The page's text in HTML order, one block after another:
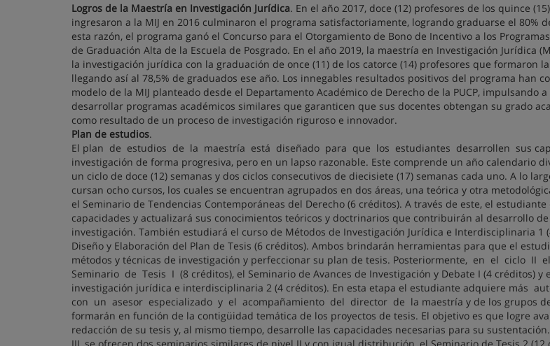
Logros de la Maestría en Investigación Jurídica. En el año 2017, doce (12) profesores de los quince
ingresaron a la MIJ en 2016 culminaron el programa satisfactoriamente, logrando graduarse el 80%
esta razón, el programa ganó el Concurso para el Otorgamiento de Bono de Incentivo a los
de Graduación Alta de la Escuela de Posgrado. En el año 2019, la maestría en Investigación Jurídica
la investigación jurídica con la graduación de once (11) de los catorce (14) profesores que formaron
llegando así al 78,5% de graduados ese año. Los innegables resultados positivos del programa han
modelo de la MIJ planteado desde el Departamento Académico de Derecho de la PUCP, impulsando
desarrollar programas académicos similares que garanticen que sus docentes obtengan su grado
como resultado de un proceso de investigación riguroso e innovador.
Plan de estudios.
El plan de estudios de la maestría está diseñado para que los estudiantes desarrollen sus
investigación de forma progresiva, pero en un lapso razonable. Este comprende un año calendario
un ciclo de doce (12) semanas y dos ciclos consecutivos de diecisiete (17) semanas cada uno. A lo
cursan ocho cursos, los cuales se encuentran agrupados en dos áreas, una teórica y otra
el Seminario de Tendencias Contemporáneas del Derecho (6 créditos). A través de este, el
capacidades y actualizará sus conocimientos teóricos y doctrinarios que contribuirán al desarrollo
investigación. También estudiará el curso de Métodos de Investigación Jurídica e Interdisciplinaria 1
Diseño y Elaboración del Plan de Tesis (6 créditos). Ambos brindarán herramientas para que el
métodos y técnicas de investigación y perfeccionar su plan de tesis. Posteriormente, en el ciclo II
Seminario de Tesis I (8 créditos), el Seminario de Avances de Investigación y Debate I (4 créditos) y
investigación jurídica e interdisciplinaria 2 (4 créditos). En esta etapa el estudiante adquiere más
con un asesor especializado y el acompañamiento del director de la maestría y de los grupos
formarán en función de la contigüidad temática de los proyectos de tesis. El objetivo es que logre
redacción de su tesis y, al mismo tiempo, desarrolle las capacidades necesarias para su